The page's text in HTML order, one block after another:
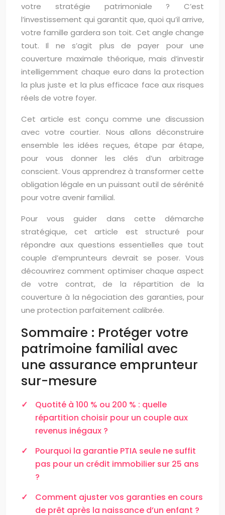
votre stratégie patrimoniale ? C’est
l’investissement qui garantit que, quoi qu’il arrive,
votre famille gardera son toit. Cet angle change
tout. Il ne s’agit plus de payer pour une
couverture maximale théorique, mais d’investir
intelligemment chaque euro dans la protection
la plus juste et la plus efficace face aux risques
réels de votre foyer.
Cet article est conçu comme une discussion
avec votre courtier. Nous allons déconstruire
ensemble les idées reçues, étape par étape,
pour vous donner les clés d’un arbitrage
conscient. Vous apprendrez à transformer cette
obligation légale en un puissant outil de sérénité
pour votre avenir familial.
Pour vous guider dans cette démarche
stratégique, cet article est structuré pour
répondre aux questions essentielles que tout
couple d’emprunteurs devrait se poser. Vous
découvrirez comment optimiser chaque aspect
de votre contrat, de la répartition de la
couverture à la négociation des garanties, pour
une protection parfaitement calibrée.
Sommaire : Protéger votre
patrimoine familial avec
une assurance emprunteur
sur-mesure
Quotité à 100 % ou 200 % : quelle
répartition choisir pour un couple aux
revenus inégaux ?
Pourquoi la garantie PTIA seule ne suffit
pas pour un crédit immobilier sur 25 ans
?
Comment ajuster vos garanties en cours
de prêt après la naissance d’un enfant ?